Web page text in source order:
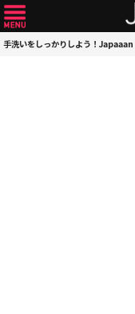
手洗いをしっかりしよう！Japaaan